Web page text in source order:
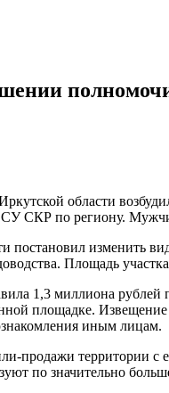
области
СКР по региону.
изменить
Площадь участка
1,3 миллиона
площадке.
иным лицам.
продажи
по значительно